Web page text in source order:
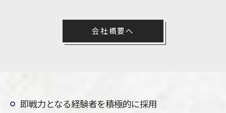
会社概要へ
即戦力となる経験者を積極的に採用